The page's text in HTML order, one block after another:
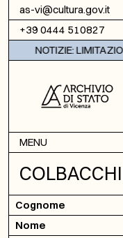
Vai al contenuto
as-vi@cultura.gov.it
+39 0444 510827
NOTIZIE:
MENU
Cognome
Nome